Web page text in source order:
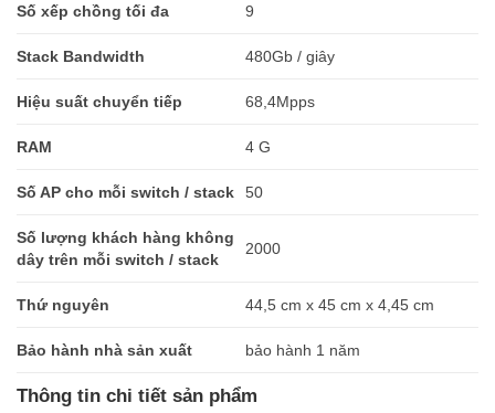
Số xếp chồng tối đa 9
Stack Bandwidth 480Gb / giây
Hiệu suất chuyển tiếp 68,4Mpps
RAM 4 G
Số AP cho mỗi switch / stack 50
Số lượng khách hàng không
dây trên mỗi switch / stack
2000
Thứ nguyên 44,5 cm x 45 cm x 4,45 cm
Bảo hành nhà sản xuất bảo hành 1 năm
Thông tin chi tiết sản phẩm